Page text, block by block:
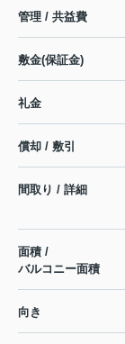
管理 / 共益費
敷金(保証金)
礼金
償却 / 敷引
間取り / 詳細
面積 /
バルコニー面積
向き